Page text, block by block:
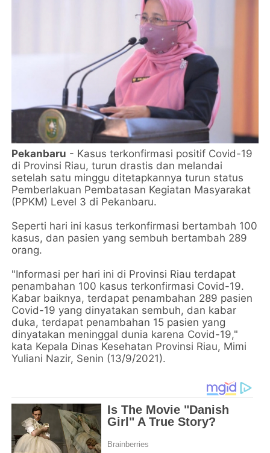
Pekanbaru - Kasus terkonfirmasi positif Covid-19
di Provinsi Riau, turun drastis dan melandai
setelah satu minggu ditetapkannya turun status
Pemberlakuan Pembatasan Kegiatan Masyarakat
(PPKM) Level 3 di Pekanbaru.
Seperti hari ini kasus terkonfirmasi bertambah 100
kasus, dan pasien yang sembuh bertambah 289
orang.
"Informasi per hari ini di Provinsi Riau terdapat
penambahan 100 kasus terkonfirmasi Covid-19.
Kabar baiknya, terdapat penambahan 289 pasien
Covid-19 yang dinyatakan sembuh, dan kabar
duka, terdapat penambahan 15 pasien yang
dinyatakan meninggal dunia karena Covid-19,"
kata Kepala Dinas Kesehatan Provinsi Riau, Mimi
Yuliani Nazir, Senin (13/9/2021).